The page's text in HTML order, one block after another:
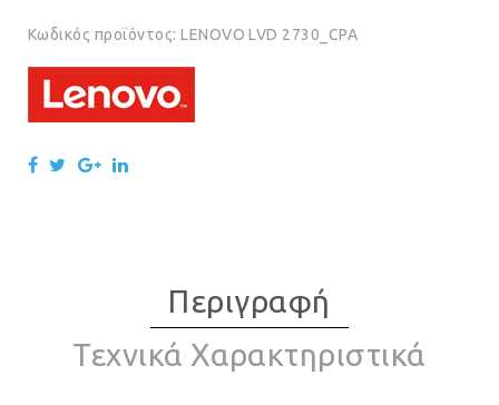
Κωδικός προϊόντος:LENOVO LVD 2730_CPA
Περιγραφή
Τεχνικά Χαρακτηριστικά